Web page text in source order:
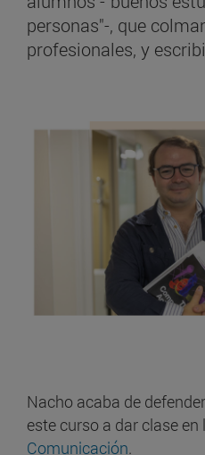
personas"-, que
profesionales, y
Nacho acaba de
este curso a dar clase en
Comunicación.